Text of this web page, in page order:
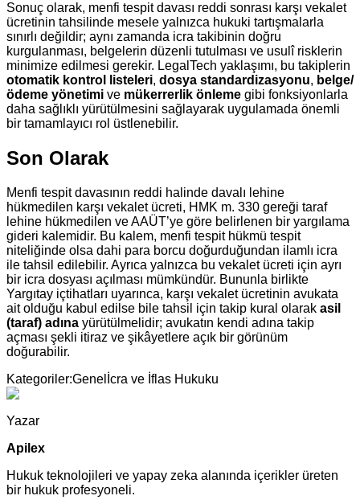
Sonuç olarak, menfi tespit davası reddi sonrası karşı vekalet
ücretinin tahsilinde mesele yalnızca hukuki tartışmalarla
sınırlı değildir; aynı zamanda icra takibinin doğru
kurgulanması, belgelerin düzenli tutulması ve usulî risklerin
minimize edilmesi gerekir. LegalTech yaklaşımı, bu takiplerin
otomatik kontrol listeleri, dosya standardizasyonu, belge/
ödeme yönetimi ve mükerrerlik önleme gibi fonksiyonlarla
daha sağlıklı yürütülmesini sağlayarak uygulamada önemli
bir tamamlayıcı rol üstlenebilir.
Son Olarak
Menfi tespit davasının reddi halinde davalı lehine
hükmedilen karşı vekalet ücreti, HMK m. 330 gereği taraf
lehine hükmedilen ve AAÜT’ye göre belirlenen bir yargılama
gideri kalemidir. Bu kalem, menfi tespit hükmü tespit
niteliğinde olsa dahi para borcu doğurduğundan ilamlı icra
ile tahsil edilebilir. Ayrıca yalnızca bu vekalet ücreti için ayrı
bir icra dosyası açılması mümkündür. Bununla birlikte
Yargıtay içtihatları uyarınca, karşı vekalet ücretinin avukata
ait olduğu kabul edilse bile tahsil için takip kural olarak asil
(taraf) adına yürütülmelidir; avukatın kendi adına takip
açması şekli itiraz ve şikâyetlere açık bir görünüm
doğurabilir.
Kategoriler:Genel İcra ve İflas Hukuku
Yazar
Apilex
Hukuk teknolojileri ve yapay zeka alanında içerikler üreten
bir hukuk profesyoneli.